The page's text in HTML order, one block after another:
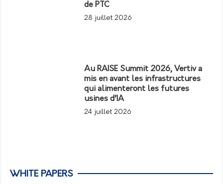
de PTC
28 juillet 2026
Au RAISE Summit 2026, Vertiv a
mis en avant les infrastructures
qui alimenteront les futures
usines d’IA
24 juillet 2026
WHITE PAPERS